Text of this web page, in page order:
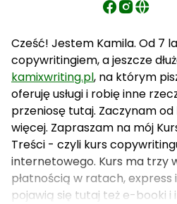
Cześć! Jestem Kamila. Od 7
copywritingiem, a jeszcze
kamixwriting.pl, na którym
oferuję usługi i robię inne
przeniosę tutaj. Zaczynam
więcej. Zapraszam na mój
Treści - czyli kurs
internetowego. Kurs ma trzy
płatnością w ratach, express
pojawią się tutaj też e-booki i